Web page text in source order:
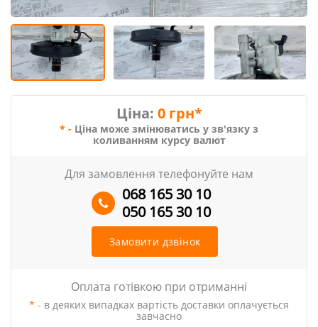
Ціна: 0 грн*
* - Ціна може змінюватись у зв'язку з
коливанням курсу валют
Для замовлення телефонуйте нам
068 165 30 10
050 165 30 10
Замовити дзвінок
Оплата готівкою при отриманні
* - в деяких випадках вартість доставки оплачується
завчасно